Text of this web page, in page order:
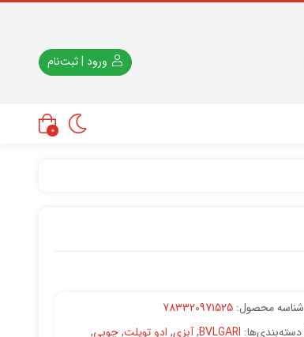
ورود | ثبت‌نام
0
شناسه محصول: 783320971525
دسته‌بندی‌ها: BVLGARI
,آبزی, ادو تویلت,چوبی,